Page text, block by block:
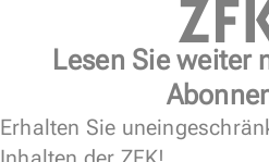
Lesen Sie weiter
Erhalten Sie